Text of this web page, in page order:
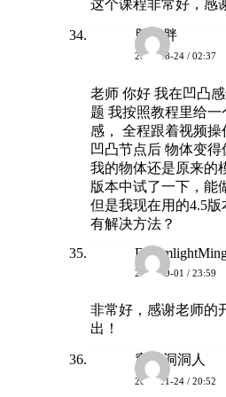
这个课程非常好，感
胖胖胖
2025-08-24 / 02:37
老师 你好 我在凹凸
题 我按照教程里给
感， 全程跟着视频
凹凸节点后 物体变
我的物体还是原来的
版本中试了一下，能
但是我现在用的4.5
有解决方法？
2025-09-01 / 23:59
非常好，感谢老师的
出！
穿孔洞洞人
2025-11-24 / 20:52